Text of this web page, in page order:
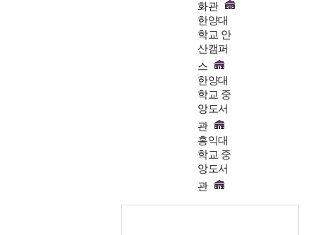
화관
한양대
학교 안
산캠퍼
스
한양대
학교 중
앙도서
관
홍익대
학교 중
앙도서
관